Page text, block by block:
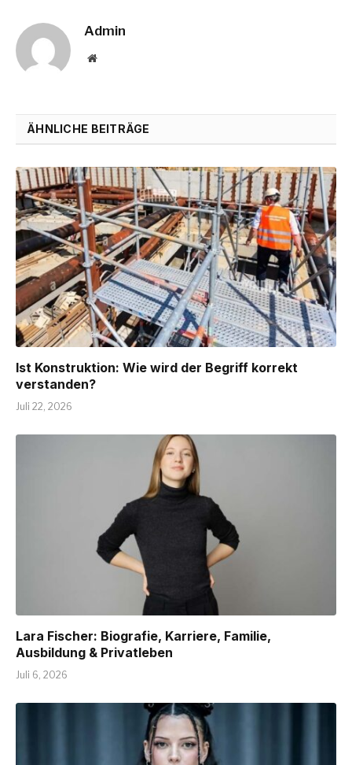
Admin
Website
ÄHNLICHE BEITRÄGE
Ist Konstruktion: Wie wird der Begriff korrekt
verstanden?
Juli 22, 2026
Lara Fischer: Biografie, Karriere, Familie,
Ausbildung & Privatleben
Juli 6, 2026